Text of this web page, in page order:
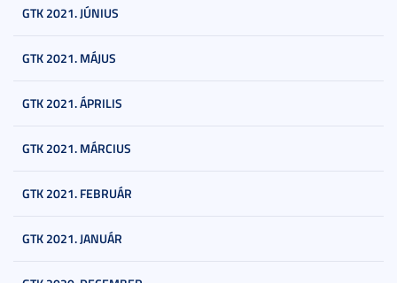
GTK 2021. JÚNIUS
GTK 2021. MÁJUS
GTK 2021. ÁPRILIS
GTK 2021. MÁRCIUS
GTK 2021. FEBRUÁR
GTK 2021. JANUÁR